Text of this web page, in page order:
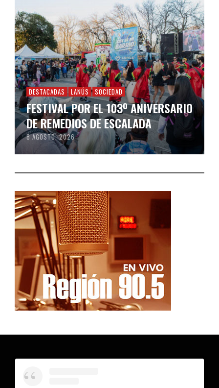
DESTACADAS LANÚS SOCIEDAD
FESTIVAL POR EL 103º ANIVERSARIO
DE REMEDIOS DE ESCALADA
8 AGOSTO, 2026